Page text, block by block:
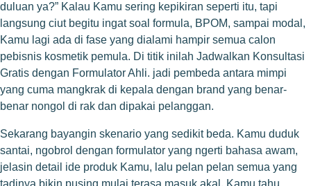
duluan ya?” Kalau Kamu sering kepikiran seperti itu, tapi
langsung ciut begitu ingat soal formula, BPOM, sampai modal,
Kamu lagi ada di fase yang dialami hampir semua calon
pebisnis kosmetik pemula. Di titik inilah Jadwalkan Konsultasi
Gratis dengan Formulator Ahli. jadi pembeda antara mimpi
yang cuma mangkrak di kepala dengan brand yang benar-
benar nongol di rak dan dipakai pelanggan.
Sekarang bayangin skenario yang sedikit beda. Kamu duduk
santai, ngobrol dengan formulator yang ngerti bahasa awam,
jelasin detail ide produk Kamu, lalu pelan pelan semua yang
tadinya bikin pusing mulai terasa masuk akal. Kamu tahu